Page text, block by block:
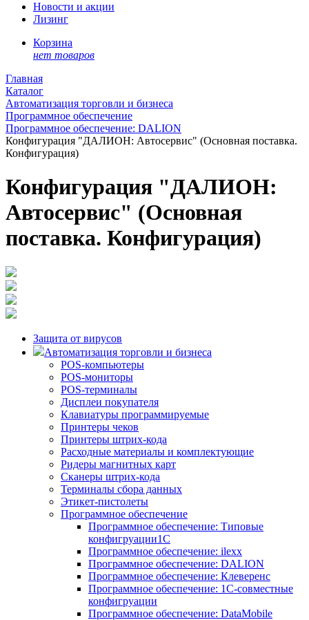
Новости и акции
Лизинг
Корзина
нет товаров
Главная
Каталог
Автоматизация торговли и бизнеса
Программное обеспечение
Программное обеспечение: DALION
Конфигурация "ДАЛИОН: Автосервис" (Основная поставка.
Конфигурация)
Конфигурация "ДАЛИОН:
Автосервис" (Основная
поставка. Конфигурация)
Защита от вирусов
Автоматизация торговли и бизнеса
POS-компьютеры
POS-мониторы
POS-терминалы
Дисплеи покупателя
Клавиатуры программируемые
Принтеры чеков
Принтеры штрих-кода
Расходные материалы и комплектующие
Ридеры магнитных карт
Сканеры штрих-кода
Терминалы сбора данных
Этикет-пистолеты
Программное обеспечение
Программное обеспечение: Типовые
конфигруации1С
Программное обеспечение: ilexx
Программное обеспечение: DALION
Программное обеспечение: Клеверенс
Программное обеспечение: 1С-совместные
конфигруации
Программное обеспечение: DataMobile